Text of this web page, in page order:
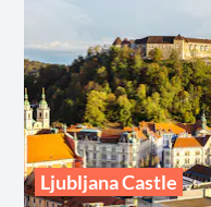
Ljubljana Castle